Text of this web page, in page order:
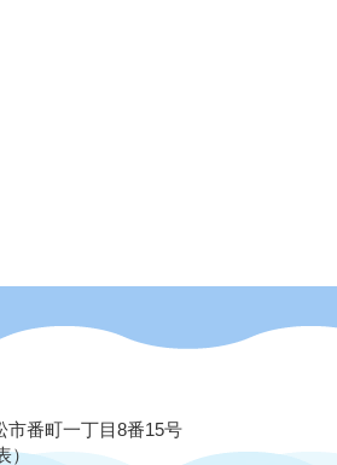
番町一丁目8番15号
）